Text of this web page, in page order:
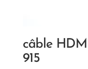
câble
915